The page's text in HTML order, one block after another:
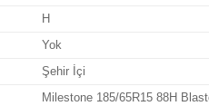
H
Yok
Şehir İçi
Milestone 185/65R15 88H